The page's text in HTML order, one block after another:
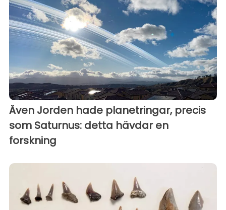
Även Jorden hade planetringar, precis
som Saturnus: detta hävdar en
forskning